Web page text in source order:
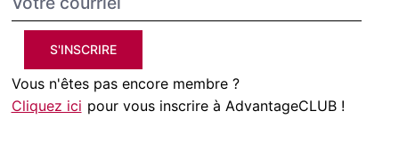
S'INSCRIRE
Vous n'êtes pas encore membre ?
Cliquez ici pour vous inscrire à AdvantageCLUB !